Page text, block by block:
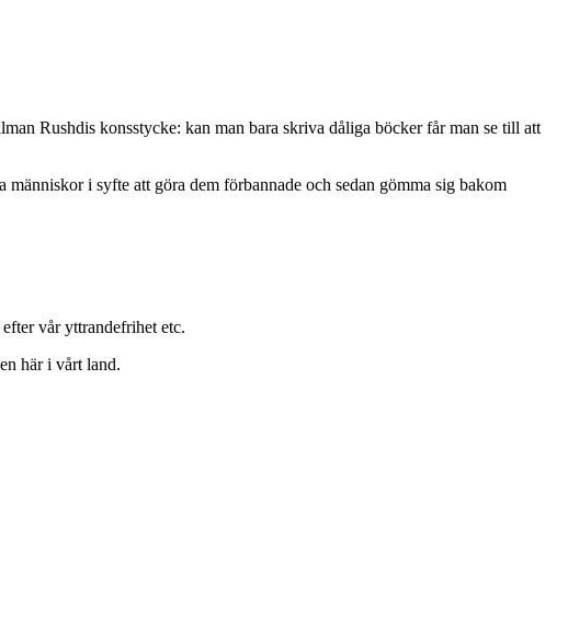
Rushdis konsstycke: kan man bara skriva dåliga böcker får man se till att
i syfte att göra dem förbannade och sedan gömma sig bakom
vår yttrandefrihet etc.
här i vårt land.